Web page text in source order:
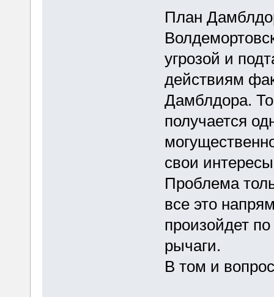
План
угрозой и
действиям
Дамблдора.
получается
свои
Проблема
все это
произойдет
рычаги.
В том и